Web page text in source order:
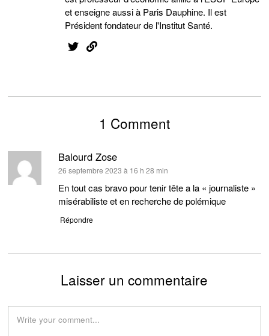
et enseigne aussi à Paris Dauphine. Il est
Président fondateur de l'Institut Santé.
1 Comment
Balourd Zose
dit :
26 septembre 2023 à 16 h 28 min
En tout cas bravo pour tenir tête a la « journaliste »
misérabiliste et en recherche de polémique
Répondre
Laisser un commentaire